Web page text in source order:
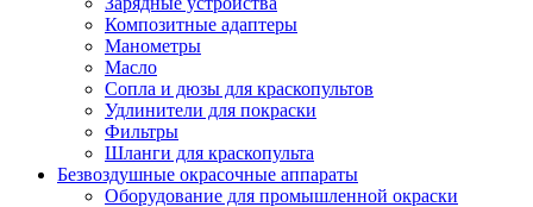
Композитные адаптеры
Манометры
Масло
Сопла и дюзы для краскопультов
Удлинители для покраски
Фильтры
Шланги для краскопульта
Безвоздушные окрасочные аппараты
Оборудование для промышленной окраски